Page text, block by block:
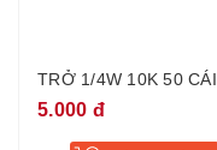
TRỞ 1/4W 10K 50 CÁI
5.000 đ